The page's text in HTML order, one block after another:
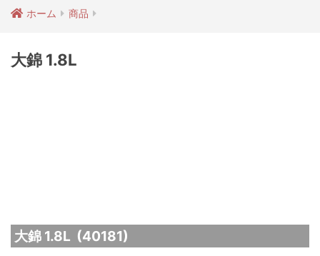
ホーム 商品
大錦 1.8L
大錦 1.8L (40181)